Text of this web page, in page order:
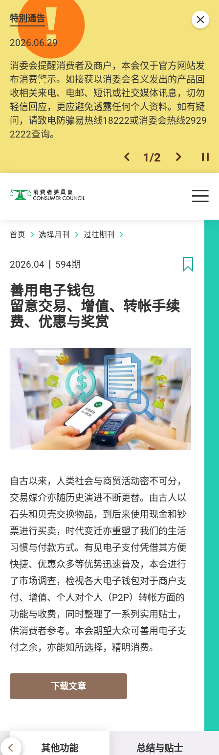
特別通告
2026.06.29
消委会提醒消费者及商户，本会仅于官方网站发
布消费警示。如接获以消委会名义发出的产品回
收相关来电、电邮、短讯或社交媒体讯息，切勿
轻信回应，更应避免透露任何个人资料。如有疑
问，请致电防骗易热线18222或消委会热线2929
2222查询。
上一个
1/2 下一个开
关闭
消费者委员会 目
首页 选择月刊 过往期刊
2026.04 594期
善用电子钱包
留意交易、增值、转帐手续
费、优惠与奖赏
自古以来，人类社会与商贸活动密不可分，
交易媒介亦随历史演进不断更替。由古人以
石头和贝壳交换物品，到后来使用现金和钞
票进行买卖，时代变迁亦重塑了我们的生活
习惯与付款方式。有见电子支付凭借其方便
快捷、优惠众多等优势迅速普及，本会进行
了市场调查，检视各大电子钱包对于商户支
付、增值、个人对个人（P2P）转帐方面的
功能与收费，同时整理了一系列实用贴士，
供消费者参考。本会期望大众可善用电子支
付之余，亦能知所选择，精明消费。
下载文章
其他功能 总结与贴士